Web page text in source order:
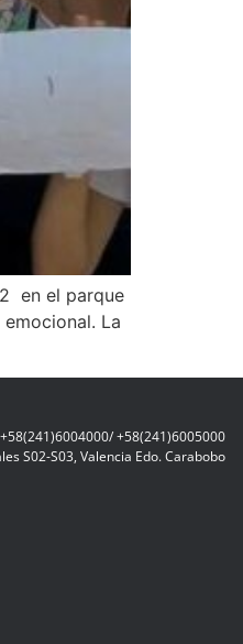
en el parque
La
+58(241)6005000
S02-S03, Valencia Edo. Carabobo